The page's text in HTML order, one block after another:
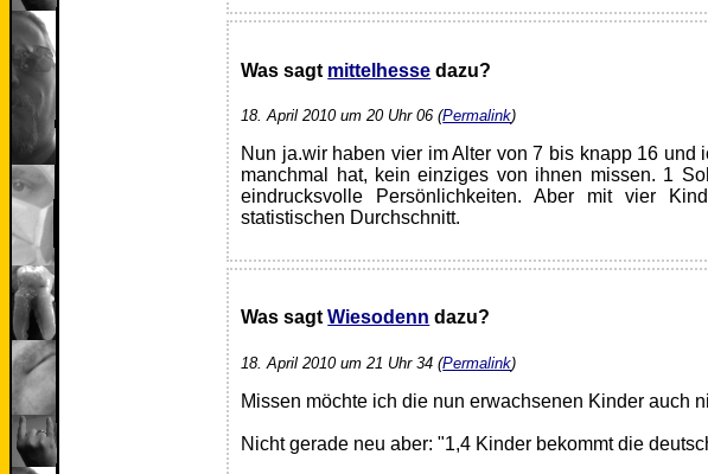
Was sagt mittelhesse dazu?
18. April 2010 um 20 Uhr 06 (Permalink)
Nun ja.wir haben vier im Alter von 7 bis knapp 16 und
manchmal hat, kein einziges von ihnen missen. 1
eindrucksvolle Persönlichkeiten. Aber mit vier
statistischen Durchschnitt.
Was sagtWiesodenn dazu?
18. April 2010 um 21 Uhr 34 (Permalink)
Missen möchte ich die nun erwachsenen Kinder auch
Nicht gerade neu aber: "1,4 Kinder bekommt die